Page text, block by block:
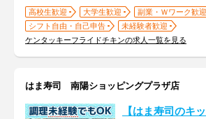
高校生歓迎 大学生歓迎
副業・Ｗワーク歓迎
シフト自由・自己申告
未経験者歓迎
ケンタッキーフライドチキンの求人一覧を見る
はま寿司 南陽ショッピングプラザ店
【はま寿司のキ